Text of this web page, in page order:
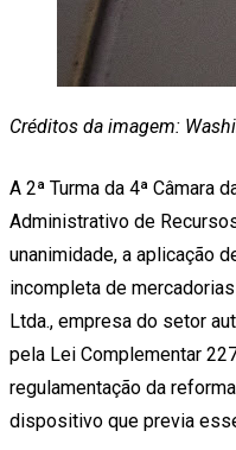
Créditos da imagem:
A 2ª Turma da 4ª Câmara
Administrativo de
unanimidade, a aplicação
incompleta de
Ltda., empresa do setor
pela Lei Complementar
regulamentação da
dispositivo que previa